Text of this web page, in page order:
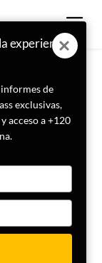
experiencia
de
exclusivas,
acceso a +120